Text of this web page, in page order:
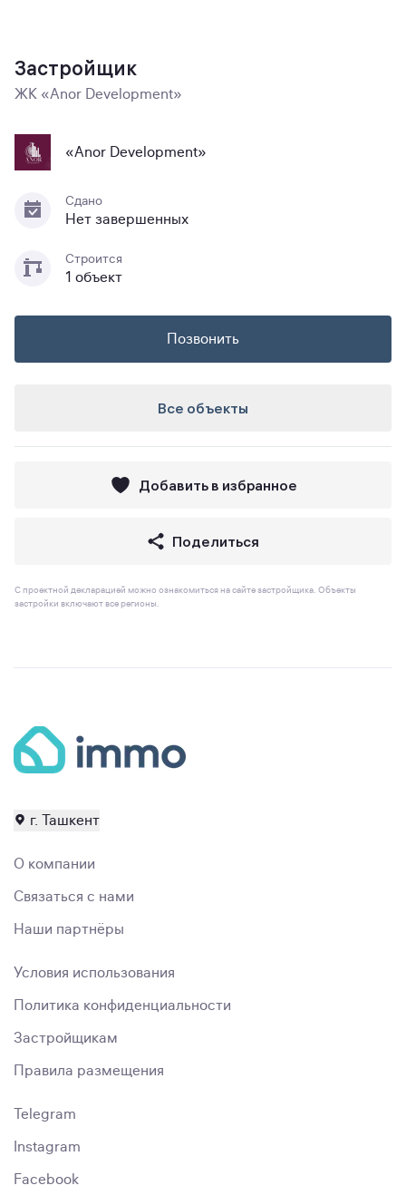
Застройщик
ЖК «Anor Development»
«Anor Development»
Сдано
Нет завершенных
Строится
1 объект
Позвонить
Все объекты
Добавить в избранное
Поделиться
С проектной декларацией можно ознакомиться на сайте застройщика. Объекты
застройки включают все регионы.
г. Ташкент
О компании
Связаться с нами
Наши партнёры
Условия использования
Политика конфиденциальности
Застройщикам
Правила размещения
Telegram
Instagram
Facebook